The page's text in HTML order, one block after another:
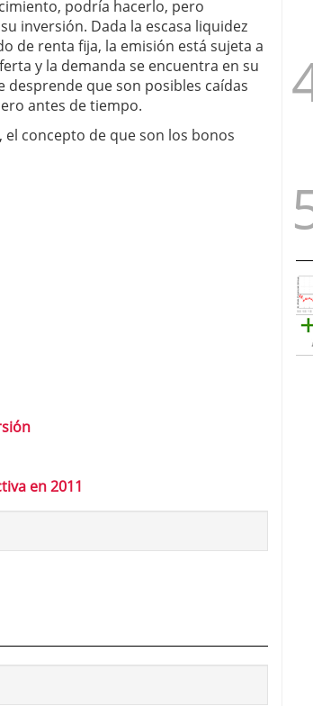
podría hacerlo, pero
inversión. Dada la escasa liquidez
de renta fija, la emisión está sujeta a
y la demanda se encuentra en su
desprende que son posibles caídas
antes de tiempo.
concepto de que son los bonos
en 2011